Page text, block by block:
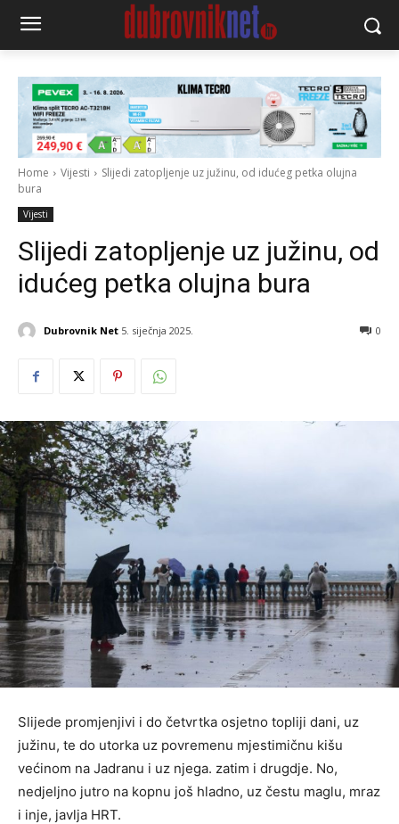
Home Vijesti
Slijedi zatopljenje uz južinu, od idućeg petka olujna
bura
Vijesti
Slijedi zatopljenje uz južinu, od
idućeg petka olujna bura
Dubrovnik Net 5. siječnja 2025. 0
Slijede promjenjivi i do četvrtka osjetno topliji dani, uz
južinu, te do utorka uz povremenu mjestimičnu kišu
većinom na Jadranu i uz njega. zatim i drugdje. No,
nedjeljno jutro na kopnu još hladno, uz čestu maglu, mraz
i inje, javlja HRT.